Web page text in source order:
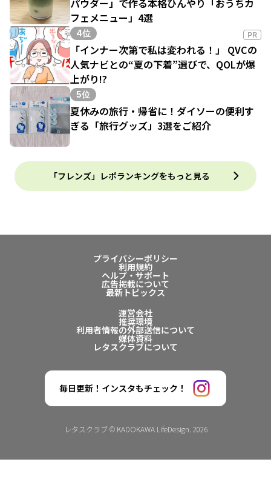
フェメニュー」4選
4位 PR
「インナー次第で私は変われる！」 QVCの
人気ナビとの“夏の下着”選びで、QOLが爆
上がり!?
5位
夏休みの旅行・帰省に！ダイソーの便利す
ぎる「旅行グッズ」3選をご紹介
「フレンズ」レポランキングをもっと見る
プライバシーポリシー
利用規約
ヘルプ・サポート
広告掲載について
最新トピックス
運営会社
推奨環境
利用者情報の外部送信について
媒体資料
レタスクラブについて
毎日更新！インスタもチェック！
レタスクラブ © KADOKAWA LifeDesign. 2026